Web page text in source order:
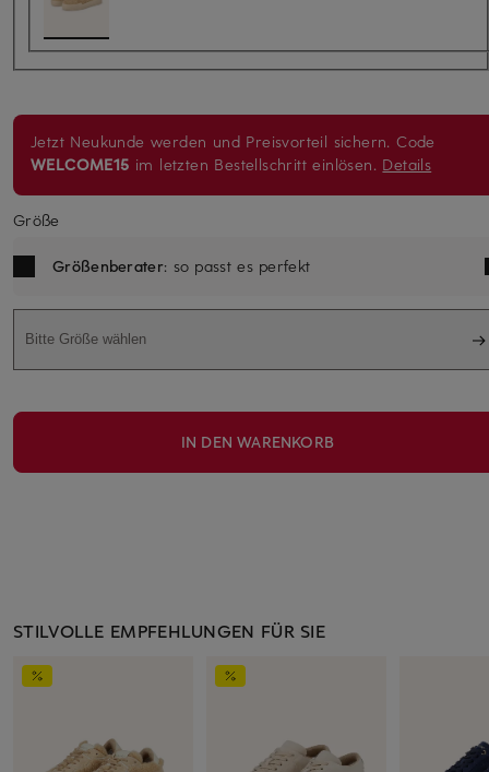
Jetzt Neukunde werden und Preisvorteil sichern. Code
WELCOME15 im letzten Bestellschritt einlösen. Details
Größe
Größenberater: so passt es perfekt
Bitte Größe wählen
IN DEN WARENKORB
STILVOLLE EMPFEHLUNGEN FÜR SIE